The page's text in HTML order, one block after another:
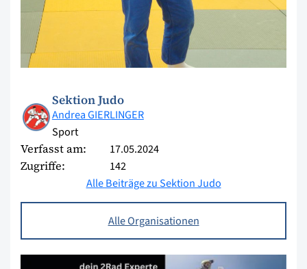
Sektion Judo
Andrea GIERLINGER
Sport
Verfasst am: 17.05.2024
Zugriffe:
142
Alle Beiträge zu Sektion Judo
Alle Organisationen